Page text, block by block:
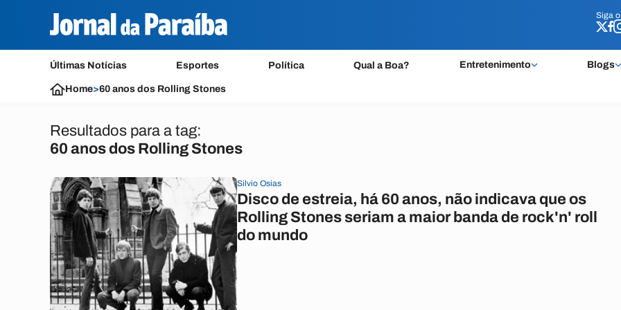
Siga o
Últimas Notícias Esportes Política Qual a Boa? Entretenimento Blogs
Siga o
Home>60 anos dos Rolling Stones
Resultados para a tag:
60 anos dos Rolling Stones
Silvio Osias
Disco de estreia, há 60 anos, não indicava que os
Rolling Stones seriam a maior banda de rock'n' roll
do mundo